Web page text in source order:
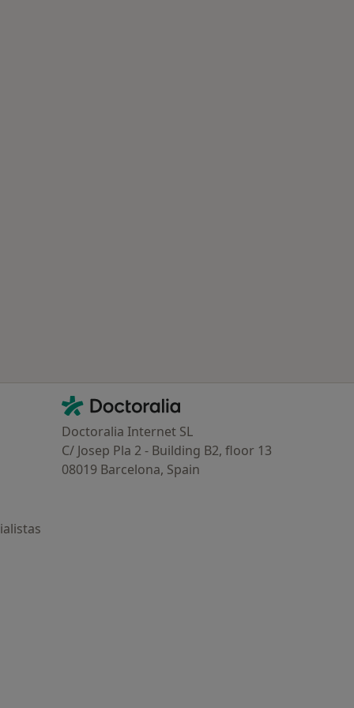
Contacto
Doctoralia - Página de inicio
Doctoralia Internet SL
C/ Josep Pla 2 - Building B2, floor 13
08019 Barcelona, Spain